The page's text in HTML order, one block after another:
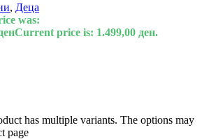
, Деца
was:
Current price is: 1.499,00 ден.
has multiple variants. The options may
page